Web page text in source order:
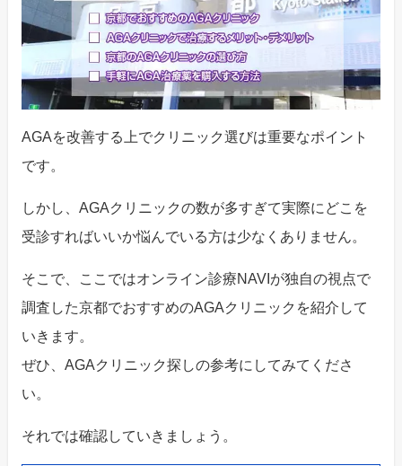
AGAを改善する上でクリニック選びは重要なポイント
です。
しかし、AGAクリニックの数が多すぎて実際にどこを
受診すればいいか悩んでいる方は少なくありません。
そこで、ここではオンライン診療NAVIが独自の視点で
調査した京都でおすすめのAGAクリニックを紹介して
いきます。
ぜひ、AGAクリニック探しの参考にしてみてくださ
い。
それでは確認していきましょう。